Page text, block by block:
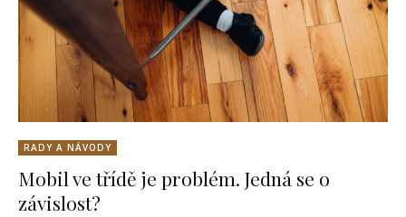
RADY A NÁVODY
Mobil ve třídě je problém. Jedná se o
závislost?